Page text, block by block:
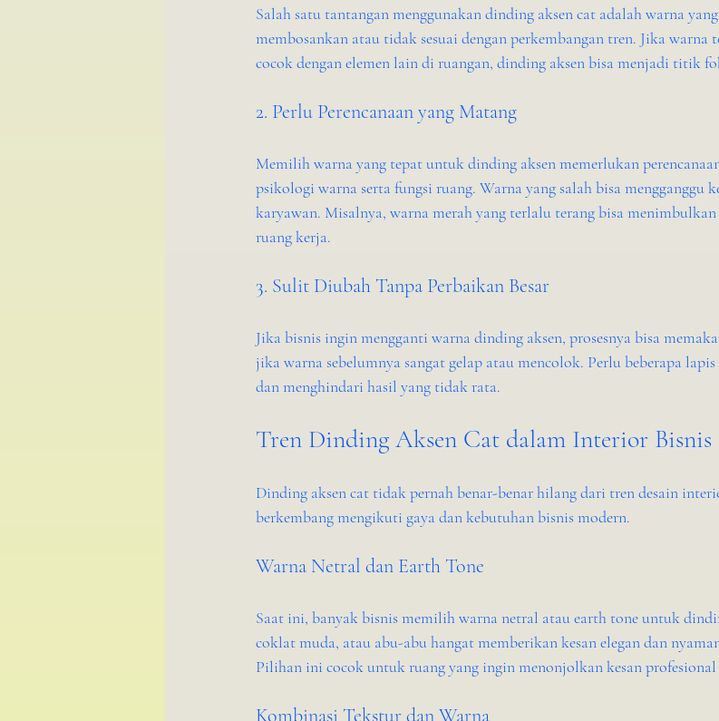
Salah satu tantangan menggunakan dinding aksen cat adalah warna
membosankan atau tidak sesuai dengan perkembangan tren. Jika
cocok dengan elemen lain di ruangan, dinding aksen bisa menjadi titik
2. Perlu Perencanaan yang Matang
Memilih warna yang tepat untuk dinding aksen memerlukan
psikologi warna serta fungsi ruang. Warna yang salah bisa mengganggu
karyawan. Misalnya, warna merah yang terlalu terang bisa
ruang kerja.
3. Sulit Diubah Tanpa Perbaikan Besar
Jika bisnis ingin mengganti warna dinding aksen, prosesnya bisa
jika warna sebelumnya sangat gelap atau mencolok. Perlu beberapa
dan menghindari hasil yang tidak rata.
Tren Dinding Aksen Cat dalam Interior Bisnis
Dinding aksen cat tidak pernah benar-benar hilang dari tren desain
berkembang mengikuti gaya dan kebutuhan bisnis modern.
Warna Netral dan Earth Tone
Saat ini, banyak bisnis memilih warna netral atau earth tone untuk
coklat muda, atau abu-abu hangat memberikan kesan elegan dan
Pilihan ini cocok untuk ruang yang ingin menonjolkan kesan profesional
Kombinasi Tekstur dan Warna